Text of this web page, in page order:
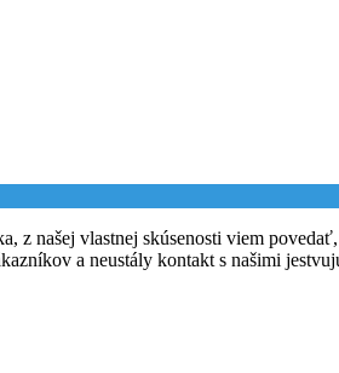
z našej vlastnej skúsenosti viem
a neustály kontakt s našimi